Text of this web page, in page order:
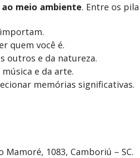
meio ambiente. Entre os
quem você é.
outros e da natureza.
e da arte.
memórias significativas.
Mamoré, 1083, Camboriú – SC.